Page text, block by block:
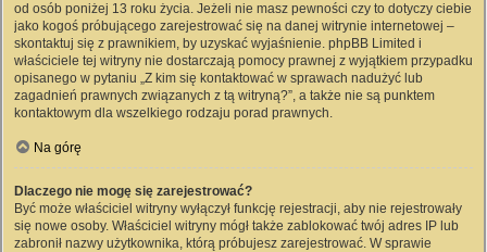
od osób poniżej 13 roku życia. Jeżeli nie masz pewności czy to dotyczy ciebie
jako kogoś próbującego zarejestrować się na danej witrynie internetowej –
skontaktuj się z prawnikiem, by uzyskać wyjaśnienie. phpBB Limited i
właściciele tej witryny nie dostarczają pomocy prawnej z wyjątkiem przypadku
opisanego w pytaniu „Z kim się kontaktować w sprawach nadużyć lub
zagadnień prawnych związanych z tą witryną?”, a także nie są punktem
kontaktowym dla wszelkiego rodzaju porad prawnych.
Na górę
Dlaczego nie mogę się zarejestrować?
Być może właściciel witryny wyłączył funkcję rejestracji, aby nie rejestrowały
się nowe osoby. Właściciel witryny mógł także zablokować twój adres IP lub
zabronił nazwy użytkownika, którą próbujesz zarejestrować. W sprawie